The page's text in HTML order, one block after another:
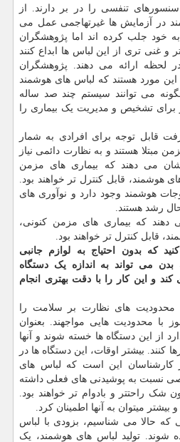
تنفسی را در بر دارند. از
در آزمایش ها غیرتهاجمی عمل می
به خود جلب کرده اند اما پژوهشگران
غنی تری از این لباس ها ابداع کنند
لحظه ارائه می دهند. پژوهشگران
مورد هستند که لباس های هوشمند
می توانند سیستم چند صد ساله
برای تشخیص و مدیریت یک بیماری را
قابل توجه برای افرادی به شمار
مبتلا هستند و به نظارت دائمی نیاز
می دهند که بیماری های مزمن
هوشمند، قابل کنترل تر خواهند بود.
هوشمند وجود دارد و نوآوری های
رشد هستند.
که بیماری های مزمن کنونی،
قابل کنترل تر خواهند بود.
که بدون احتیاج به لوازم جانبی
می تواند به اندازه یک دستگاه
و این کار را با دقت بهتری انجام
محدودیت های نظارت بر سلامت را
با محدودیت هایی مواجهند. بعنوان
از این دستگاه ها خسته شوند و آنها
کنند. بیشتر اوقات، این دستگاه ها در
کارشناسان این است که لباس های
نسبت به پوشیدنی های فعلی داشته
شک راحتتر و بادوام تر خواهند بود.
میتوان به آنها اطمینان کرد.
که حالا می شناسیم، بزودی با لباس
شوند. تولید لباس های هوشمند، یک